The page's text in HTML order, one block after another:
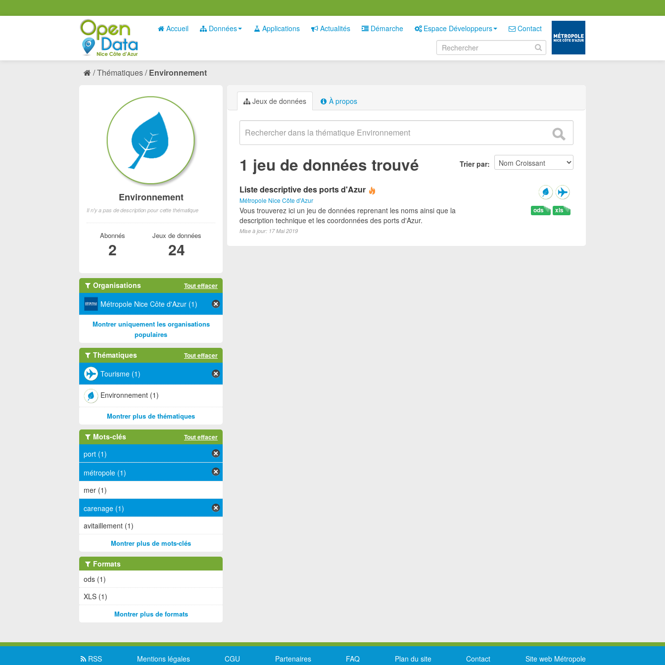
Accueil Données Applications Actualités Démarche Espace Développeurs Contact
Thématiques Environnement
Jeux de données À propos
Trier par
1 jeu de données trouvé
Liste descriptive des ports d'Azur
Métropole Nice Côte d'Azur
xls
ods
Vous trouverez ici un jeu de données reprenant les noms ainsi que la
description technique et les coordonnées des ports d'Azur.
Mise à jour: 17 Mai 2019
Environnement
Il n'y a pas de description pour cette thématique
Abonnés
2
Jeux de données
24
Organisations Tout effacer
Métropole Nice Côte d'Azur (1)
Montrer uniquement les organisations
populaires
Thématiques Tout effacer
Tourisme (1)
Environnement (1)
Montrer plus de thématiques
Mots-clés Tout effacer
port (1)
métropole (1)
mer (1)
carenage (1)
avitaillement (1)
Montrer plus de mots-clés
Formats
ods (1)
XLS (1)
Montrer plus de formats
RSS Mentions légales CGU Partenaires FAQ Plan du site Contact Site web Métropole